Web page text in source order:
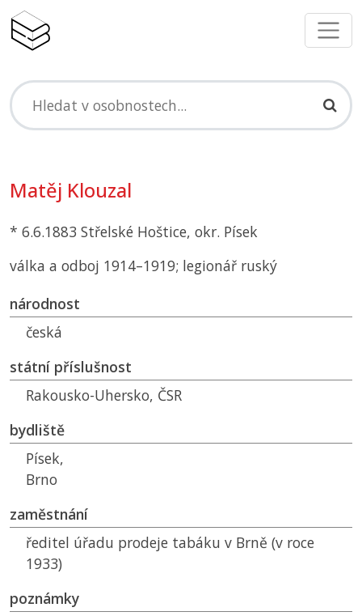
Matěj Klouzal
* 6.6.1883 Střelské Hoštice, okr. Písek
válka a odboj 1914–1919; legionář ruský
národnost
česká
státní příslušnost
Rakousko-Uhersko, ČSR
bydliště
Písek,
Brno
zaměstnání
ředitel úřadu prodeje tabáku v Brně (v roce
1933)
poznámky